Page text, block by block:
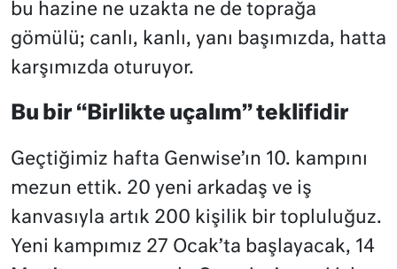
bu hazine ne uzakta ne de toprağa
gömülü; canlı, kanlı, yanı başımızda, hatta
karşımızda oturuyor.
Bu bir “Birlikte uçalım” teklifidir
Geçtiğimiz hafta Genwise’ın 10. kampını
mezun ettik. 20 yeni arkadaş ve iş
kanvasıyla artık 200 kişilik bir topluluğuz.
Yeni kampımız 27 Ocak’ta başlayacak, 14